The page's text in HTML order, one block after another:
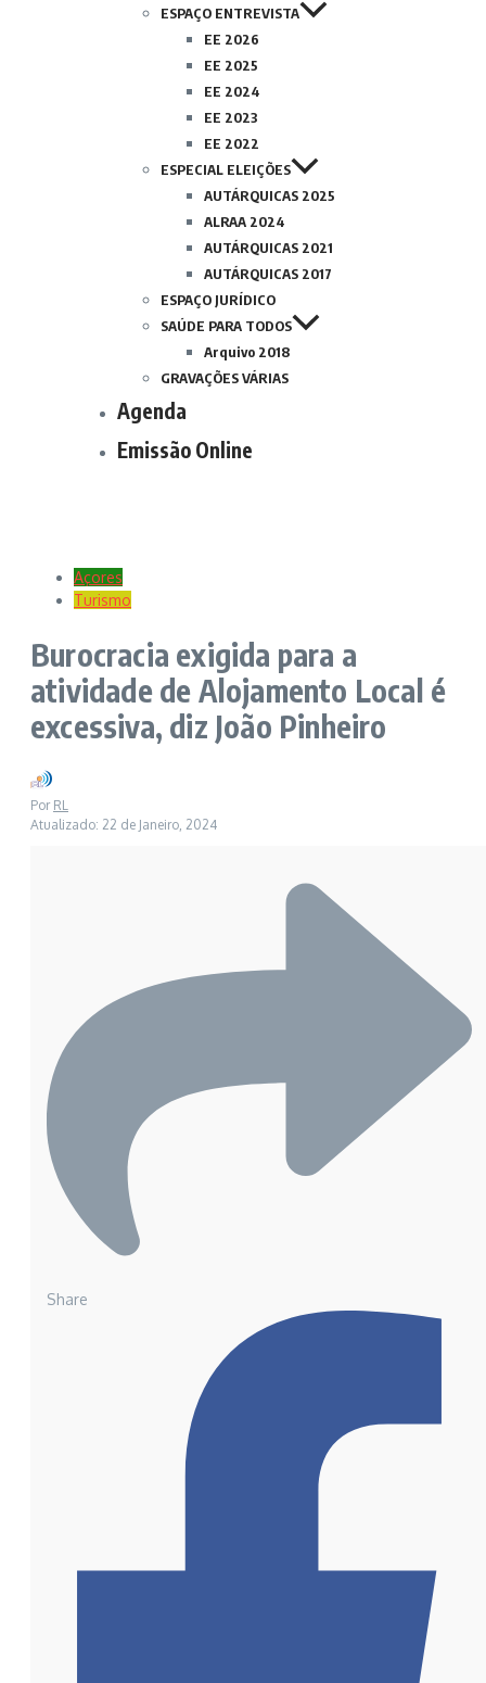
ESPAÇO ENTREVISTA
EE 2026
EE 2025
EE 2024
EE 2023
EE 2022
ESPECIAL ELEIÇÕES
AUTÁRQUICAS 2025
ALRAA 2024
AUTÁRQUICAS 2021
AUTÁRQUICAS 2017
ESPAÇO JURÍDICO
SAÚDE PARA TODOS
Arquivo 2018
GRAVAÇÕES VÁRIAS
Agenda
Emissão Online
Açores
Turismo
Burocracia exigida para a
atividade de Alojamento Local é
excessiva, diz João Pinheiro
Por RL
Atualizado: 22 de Janeiro, 2024
Share